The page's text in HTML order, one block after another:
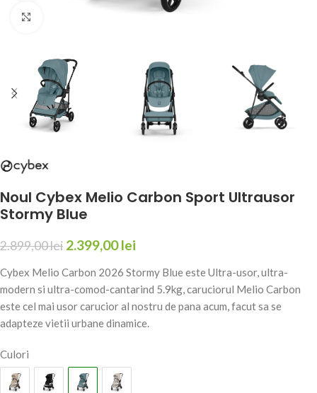
Noul Cybex Melio Carbon Sport Ultrausor
Stormy Blue
2.899,00lei 2.399,00lei
Cybex Melio Carbon 2026 Stormy Blue este Ultra-usor, ultra-
modern si ultra-comod-cantarind 5.9kg, caruciorul Melio Carbon
este cel mai usor carucior al nostru de pana acum, facut sa se
adapteze vietii urbane dinamice.
Culori